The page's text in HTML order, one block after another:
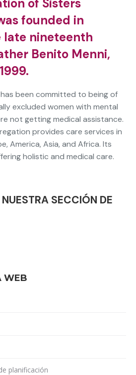
of Sisters
founded in
late nineteenth
Benito Menni,
been committed to being of
excluded women with mental
not getting medical assistance.
provides care services in
America, Asia, and Africa. Its
holistic and medical care.
SECCIÓN DE
WEB
planificación